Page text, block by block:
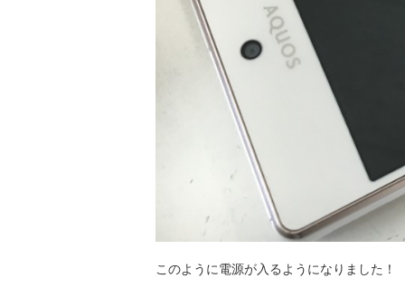
このように電源が入るようになりました！